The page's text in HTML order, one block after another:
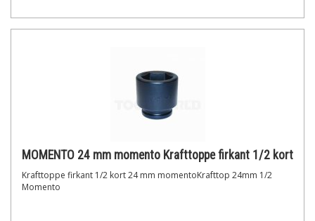
MOMENTO 24 mm momento Krafttoppe firkant 1/2 kort
Krafttoppe firkant 1/2 kort 24 mm momentoKrafttop 24mm 1/2
Momento